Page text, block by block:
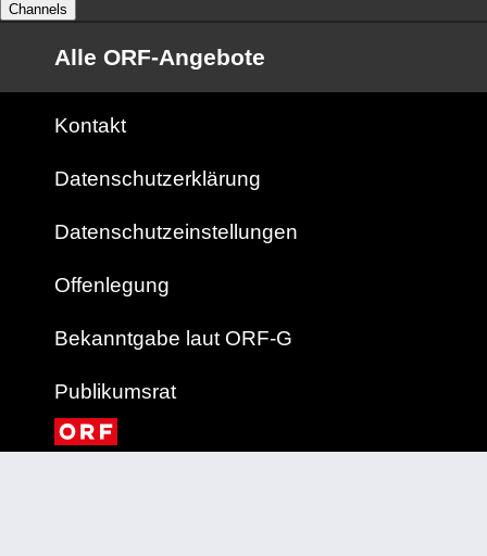
Channels
Alle ORF-Angebote
Kontakt
Datenschutzerklärung
Datenschutzeinstellungen
Offenlegung
Bekanntgabe laut ORF-G
Publikumsrat